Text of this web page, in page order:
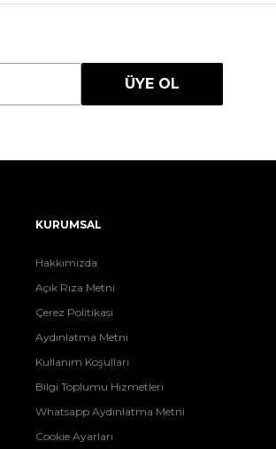
ÜYE OL
KURUMSAL
Hakkımızda
Açık Rıza Metni
Çerez Politikası
Aydınlatma Metni
Kullanım Koşulları
Bilgi Toplumu Hizmetleri
Whatsapp Aydınlatma Metni
Cookie Ayarları